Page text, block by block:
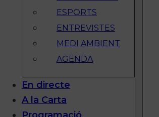
ESPORTS
ENTREVISTES
MEDI AMBIENT
AGENDA
En directe
A la Carta